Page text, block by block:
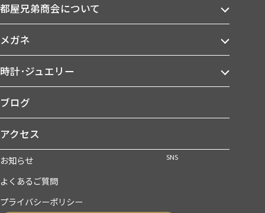
都屋兄弟商会について
メガネ
時計･ジュエリー
ブログ
アクセス
お知らせ
よくあるご質問
プライバシーポリシー
SNS